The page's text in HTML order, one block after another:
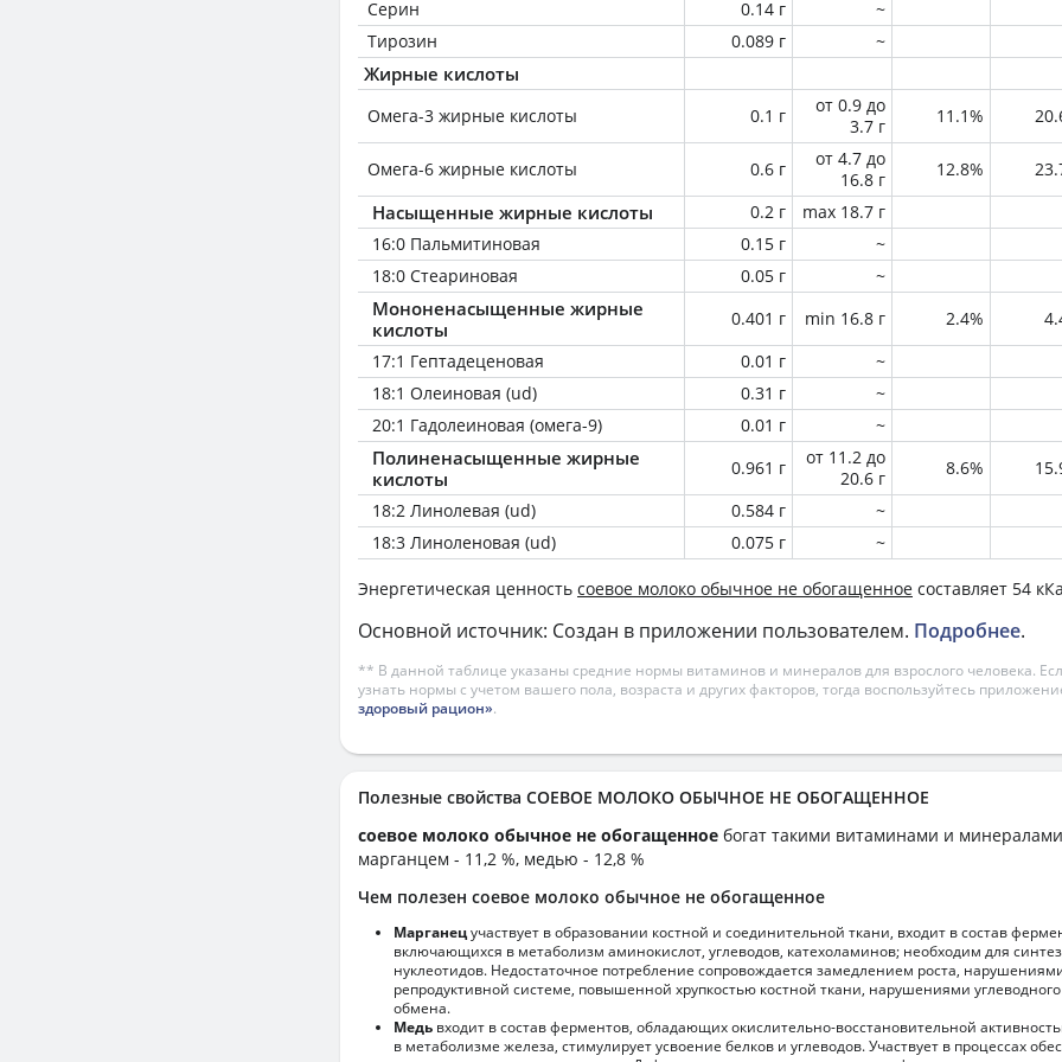
Серин
0.14 г
~
Тирозин
0.089 г ~
Жирные кислоты
Омега-3 жирные кислоты 0.1 г
от 0.9 до
3.7 г
11.1%
Омега-6 жирные кислоты 0.6 г
от 4.7 до
16.8 г
12.8%
Насыщенные жирные кислоты 0.2 г
max 18.7 г
16:0 Пальмитиновая
0.15 г
~
18:0 Стеариновая
0.05 г ~
Мононенасыщенные жирные
кислоты
0.401 г min 16.8 г 2.4%
17:1 Гептадеценовая
0.01 г
~
18:1 Олеиновая (ud)
0.31 г
~
20:1 Гадолеиновая (омега-9)
0.01 г ~
Полиненасыщенные жирные
кислоты
0.961 г
от 11.2 до
20.6 г
8.6%
18:2 Линолевая (ud)
0.584 г
~
18:3 Линоленовая (ud)
0.075 г ~
Энергетическая ценность соевое молоко обычное не обогащенное составляет 54
Основной источник: Создан в приложении пользователем. Подробнее.
** В данной таблице указаны средние нормы витаминов и минералов для взрослого человека.
узнать нормы с учетом вашего пола, возраста и других факторов, тогда воспользуйтесь
здоровый рацион».
Полезные свойства СОЕВОЕ МОЛОКО ОБЫЧНОЕ НЕ ОБОГАЩЕННОЕ
соевое молоко обычное не обогащенное богат такими витаминами и
марганцем - 11,2 %, медью - 12,8 %
Чем полезен соевое молоко обычное не обогащенное
Марганецучаствует в образовании костной и соединительной ткани, входит в состав
включающихся в метаболизм аминокислот, углеводов, катехоламинов; необходим для
нуклеотидов. Недостаточное потребление сопровождается замедлением роста,
репродуктивной системе, повышенной хрупкостью костной ткани, нарушениями
обмена.
Медь входит в состав ферментов, обладающих окислительно-восстановительной
в метаболизме железа, стимулирует усвоение белков и углеводов. Участвует в процессах